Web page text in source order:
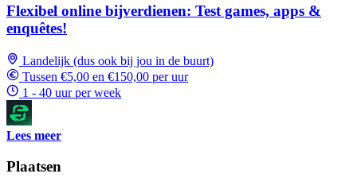
Flexibel online bijverdienen: Test games, apps &
enquêtes!
Landelijk (dus ook bij jou in de buurt)
Tussen €5,00 en €150,00 per uur
1 - 40 uur per week
Lees meer
Plaatsen